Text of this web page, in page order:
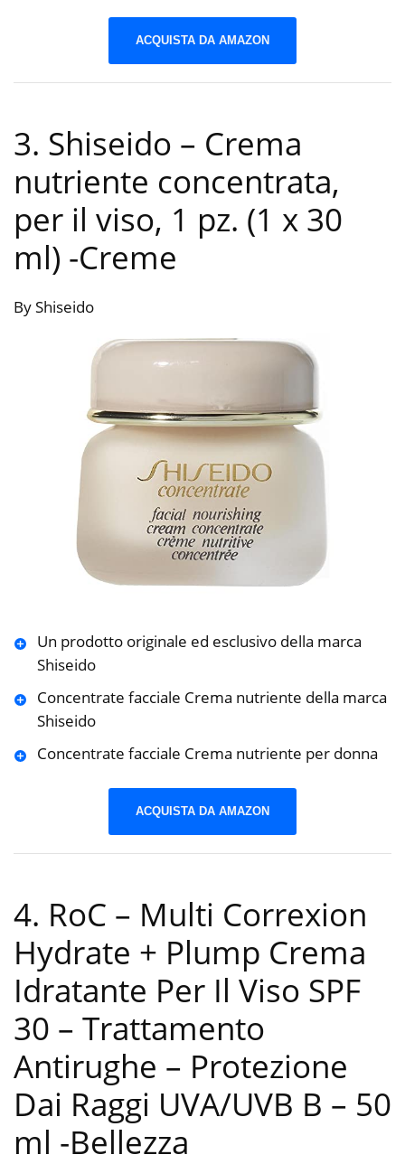
ACQUISTA DA AMAZON
3. Shiseido – Crema
nutriente concentrata,
per il viso, 1 pz. (1 x 30
ml) -Creme
By Shiseido
Un prodotto originale ed esclusivo della marca
Shiseido
Concentrate facciale Crema nutriente della marca
Shiseido
Concentrate facciale Crema nutriente per donna
ACQUISTA DA AMAZON
4. RoC – Multi Correxion
Hydrate + Plump Crema
Idratante Per Il Viso SPF
30 – Trattamento
Antirughe – Protezione
Dai Raggi UVA/UVB B – 50
ml -Bellezza